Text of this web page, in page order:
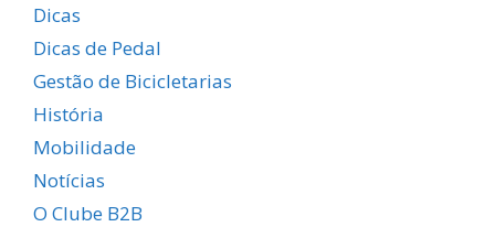
Dicas
Dicas de Pedal
Gestão de Bicicletarias
História
Mobilidade
Notícias
O Clube B2B